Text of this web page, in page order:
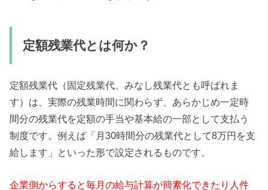
定額残業代とは何か？
定額残業代（固定残業代、みなし残業代とも呼ばれま
す）は、実際の残業時間に関わらず、あらかじめ一定時
間分の残業代を定額の手当や基本給の一部として支払う
制度です。例えば「月30時間分の残業代として8万円を支
給します」といった形で設定されるものです。
企業側からすると毎月の給与計算が簡素化できたり人件